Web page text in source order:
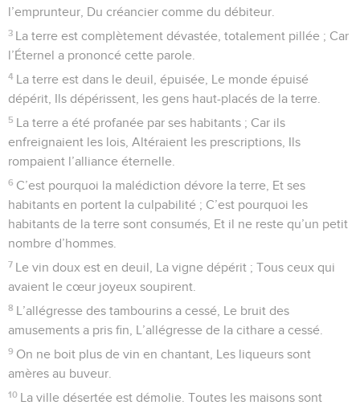
l’emprunteur, Du créancier comme du débiteur.
3 La terre est complètement dévastée, totalement pillée ; Car
l’Éternel a prononcé cette parole.
4 La terre est dans le deuil, épuisée, Le monde épuisé
dépérit, Ils dépérissent, les gens haut-placés de la terre.
5 La terre a été profanée par ses habitants ; Car ils
enfreignaient les lois, Altéraient les prescriptions, Ils
rompaient l’alliance éternelle.
6 C’est pourquoi la malédiction dévore la terre, Et ses
habitants en portent la culpabilité ; C’est pourquoi les
habitants de la terre sont consumés, Et il ne reste qu’un petit
nombre d’hommes.
7 Le vin doux est en deuil, La vigne dépérit ; Tous ceux qui
avaient le cœur joyeux soupirent.
8 L’allégresse des tambourins a cessé, Le bruit des
amusements a pris fin, L’allégresse de la cithare a cessé.
9 On ne boit plus de vin en chantant, Les liqueurs sont
amères au buveur.
10 La ville désertée est démolie. Toutes les maisons sont